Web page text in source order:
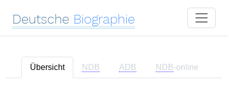
Deutsche Biographie
Übersicht NDB ADB NDB-online